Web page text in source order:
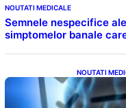
NOUTATI MEDICALE
Semnele nespecifice
simptomelor banale
NOUTATI
ridicat